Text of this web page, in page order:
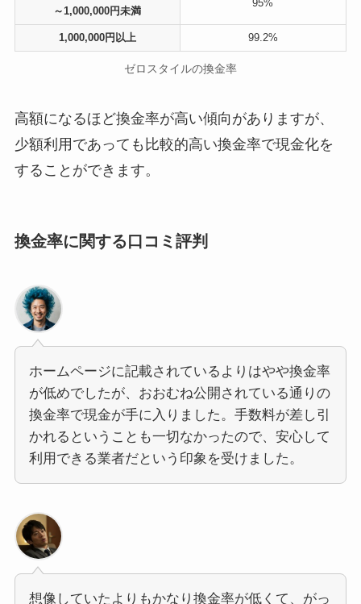
～1,000,000円未満
95%
1,000,000円以上 99.2%
ゼロスタイルの換金率
高額になるほど換金率が高い傾向がありますが、
少額利用であっても比較的高い換金率で現金化を
することができます。
換金率に関する口コミ評判
ホームページに記載されているよりはやや換金率
が低めでしたが、おおむね公開されている通りの
換金率で現金が手に入りました。手数料が差し引
かれるということも一切なかったので、安心して
利用できる業者だという印象を受けました。
想像していたよりもかなり換金率が低くて、がっ